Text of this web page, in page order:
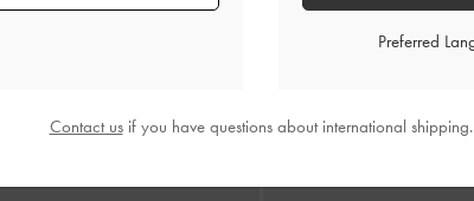
タシア レザー ドルセイ フラッ
Jace ジェイス レザー＆
Preferred
Contact usif you have questions about international shipping.